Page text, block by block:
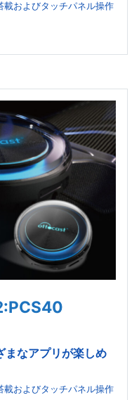
およびタッチパネル操作
まなアプリが楽しめ
およびタッチパネル操作